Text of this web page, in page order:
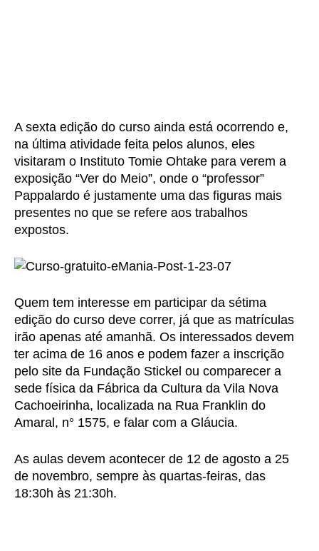
A sexta edição do curso ainda está ocorrendo e,
na última atividade feita pelos alunos, eles
visitaram o Instituto Tomie Ohtake para verem a
exposição “Ver do Meio”, onde o “professor”
Pappalardo é justamente uma das figuras mais
presentes no que se refere aos trabalhos
expostos.
Quem tem interesse em participar da sétima
edição do curso deve correr, já que as matrículas
irão apenas até amanhã. Os interessados devem
ter acima de 16 anos e podem fazer a inscrição
pelo site da Fundação Stickel ou comparecer a
sede física da Fábrica da Cultura da Vila Nova
Cachoeirinha, localizada na Rua Franklin do
Amaral, n° 1575, e falar com a Gláucia.
As aulas devem acontecer de 12 de agosto a 25
de novembro, sempre às quartas-feiras, das
18:30h às 21:30h.